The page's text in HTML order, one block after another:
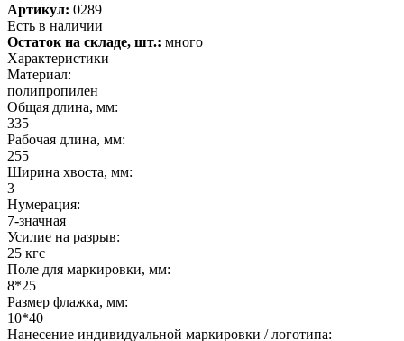
Артикул: 0289
Есть в наличии
Остаток на складе, шт.: много
Характеристики
Материал:
полипропилен
Общая длина, мм:
335
Рабочая длина, мм:
255
Ширина хвоста, мм:
3
Нумерация:
7-значная
Усилие на разрыв:
25 кгс
Поле для маркировки, мм:
8*25
Размер флажка, мм:
10*40
Нанесение индивидуальной маркировки / логотипа: